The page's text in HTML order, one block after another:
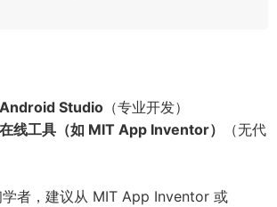
Android Studio （专业开发）
在线工具（如 MIT App Inventor）
（无代
学者，建议从 MIT App Inventor 或